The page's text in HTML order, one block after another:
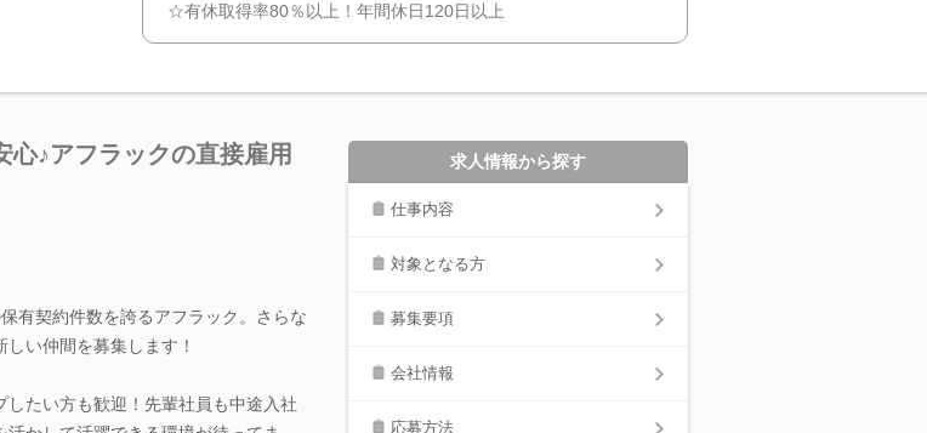
☆有休取得率80％以上！年間休日120日以上
♪アフラックの直接雇用
有契約件数を誇るアフラック。さらな
い仲間を募集します！
たい方も歓迎！先輩社員も中途入社
求人情報から探す
仕事内容
対象となる方
募集要項
会社情報
応募方法